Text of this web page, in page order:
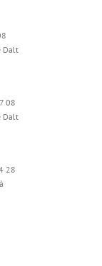
Dalt
08
Dalt
28